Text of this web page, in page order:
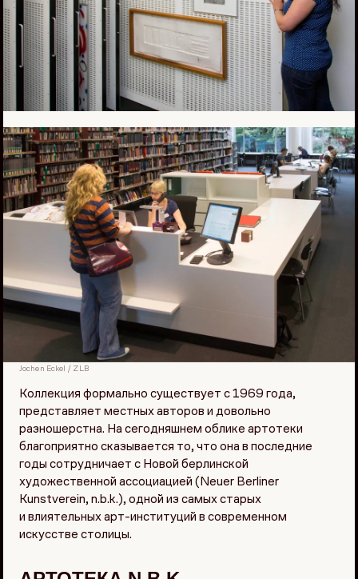
Jochen Eckel / ZLB
Коллекция формально существует с 1969 года,
представляет местных авторов и довольно
разношерстна. На сегодняшнем облике артотеки
благоприятно сказывается то, что она в последние
годы сотрудничает с Новой берлинской
художественной ассоциацией (Neuer Berliner
Kunstverein, n.b.k.), одной из самых старых
и влиятельных арт-институций в современном
искусстве столицы.